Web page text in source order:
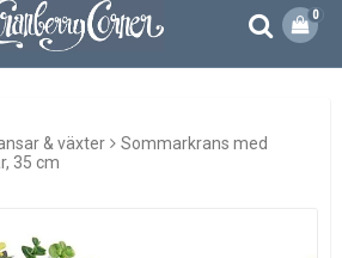
0
& växter
Sommarkrans med
35 cm